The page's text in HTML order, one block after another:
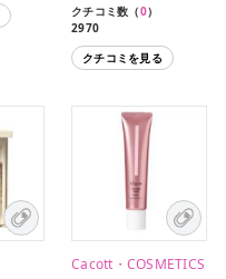
クチコミ数（0）
2970
クチコミを見る
Cacott・COSMETICS